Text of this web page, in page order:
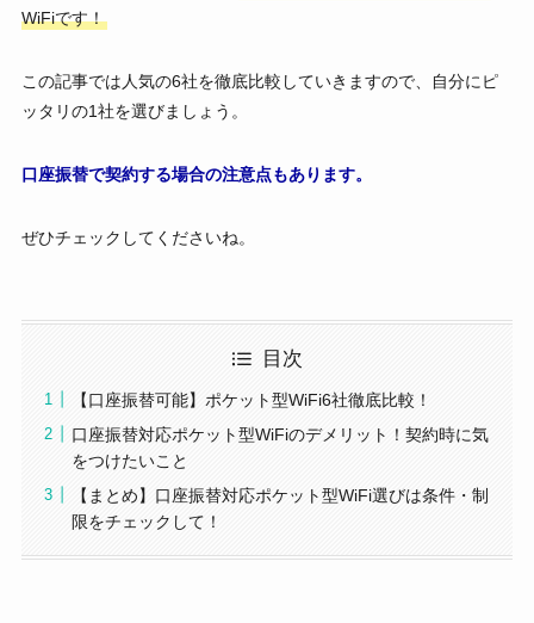
WiFiです！
この記事では人気の6社を徹底比較していきますので、自分にピ
ッタリの1社を選びましょう。
口座振替で契約する場合の注意点もあります。
ぜひチェックしてくださいね。
目次
【口座振替可能】ポケット型WiFi6社徹底比較！
口座振替対応ポケット型WiFiのデメリット！契約時に気
をつけたいこと
【まとめ】口座振替対応ポケット型WiFi選びは条件・制
限をチェックして！